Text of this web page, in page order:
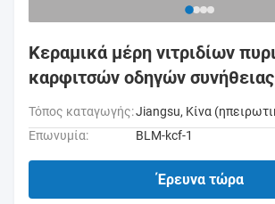
Κεραμικά μέρη νιτριδίων
καρφιτσών οδηγών
Τόπος καταγωγής:Jiangsu, Κίνα
Επωνυμία:
BLM-kcf-1
Έρευνα τώρα